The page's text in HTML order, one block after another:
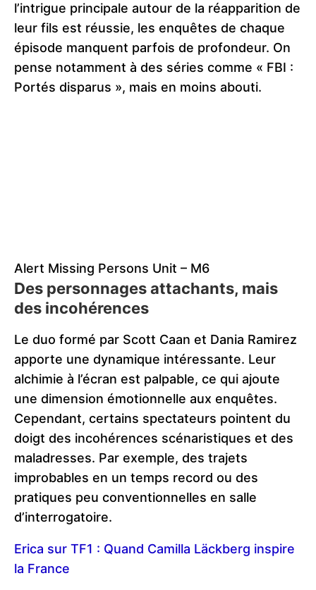
l’intrigue principale autour de la réapparition de
leur fils est réussie, les enquêtes de chaque
épisode manquent parfois de profondeur. On
pense notamment à des séries comme « FBI :
Portés disparus », mais en moins abouti.
Alert Missing Persons Unit – M6
Des personnages attachants, mais
des incohérences
Le duo formé par Scott Caan et Dania Ramirez
apporte une dynamique intéressante. Leur
alchimie à l’écran est palpable, ce qui ajoute
une dimension émotionnelle aux enquêtes.
Cependant, certains spectateurs pointent du
doigt des incohérences scénaristiques et des
maladresses. Par exemple, des trajets
improbables en un temps record ou des
pratiques peu conventionnelles en salle
d’interrogatoire.
Erica sur TF1 : Quand Camilla Läckberg inspire
la France